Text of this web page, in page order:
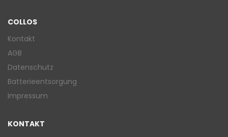
COLLOS
Kontakt
AGB
Datenschutz
Batterieentsorgung
Impressum
KONTAKT